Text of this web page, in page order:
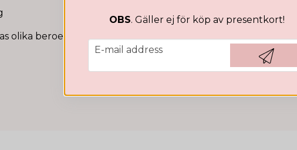
olika beroende på
OBS. Gäller ej för köp av presentkort!
email
E-mail address
Hämta kod